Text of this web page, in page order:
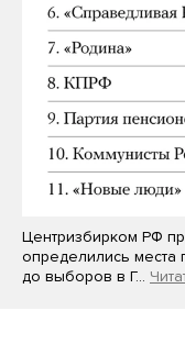
Центризбирком РФ
определились места
до выборов в Г…